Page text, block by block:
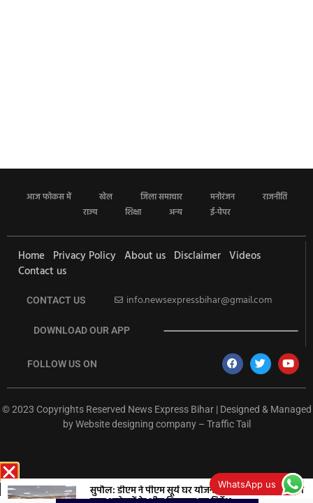
आज फोकस में खेल जिला समाचार मनोरंजन
राजनीति
राज्य
शिक्षा अन्य ई-पेपर
Home Privacy Policy About us Disclaimer Videos
Contact us
CONTACT US info.newsexpressbihar@gmail.com
DOWNLOAD OUR APP
FOLLOW US ON
© 2023 Copyrights Reserved News Express Bihar | Designed & Managed
byWebsite designing company– Traffic Tail
WhatsApp us
सुपौल: डीएम ने पीएम सूर्य घर योजना की समीक्षा की, बैंकों को